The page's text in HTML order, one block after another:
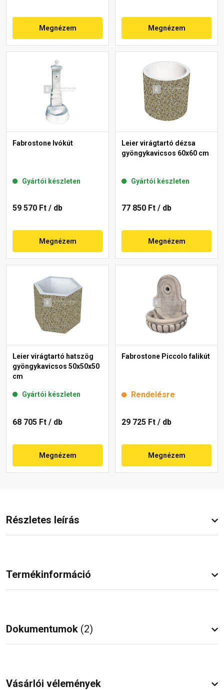
Megnézem Megnézem
Fabrostone Ivókút
Gyártói készleten
59 570 Ft / db
Megnézem
Leier virágtartó dézsa
gyöngykavicsos 60x60 cm
Gyártói készleten
77 850 Ft / db
Megnézem
Leier virágtartó hatszög
gyöngykavicsos 50x50x50
cm
Gyártói készleten
68 705 Ft / db
Megnézem
Fabrostone Piccolo falikút
Rendelésre
29 725 Ft / db
Megnézem
Részletes leírás
Termékinformáció
Dokumentumok (2)
Vásárlói vélemények